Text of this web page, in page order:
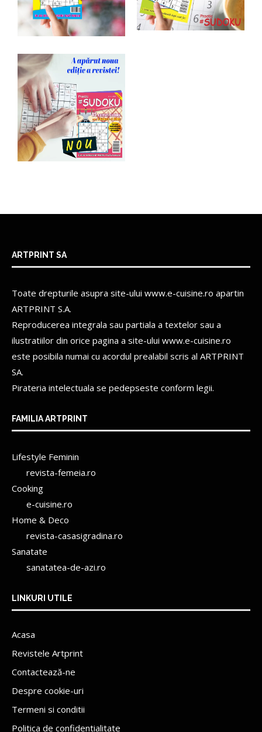
ARTPRINT SA
Toate drepturile asupra site-ului www.e-cuisine.ro apartin
ARTPRINT S.A.
Reproducerea integrala sau partiala a textelor sau a
ilustratiilor din orice pagina a site-ului www.e-cuisine.ro
este posibila numai cu acordul prealabil scris al ARTPRINT
SA.
Pirateria intelectuala se pedepseste conform legii.
FAMILIA ARTPRINT
Lifestyle Feminin
revista-femeia.ro
Cooking
e-cuisine.ro
Home & Deco
revista-casasigradina.ro
Sanatate
sanatatea-de-azi.ro
LINKURI UTILE
Acasa
Revistele Artprint
Contactează-ne
Despre cookie-uri
Termeni si conditii
Politica de confidentialitate